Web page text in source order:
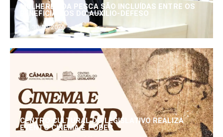
MULHERES DA PESCA SÃO INCLUÍDAS ENTRE OS
BENEFICIÁRIOS DO AUXÍLIO-DEFESO
30/06/2026
CENTRO CULTURAL DO LEGISLATIVO REALIZA
EVENTO CINEMA E PODER